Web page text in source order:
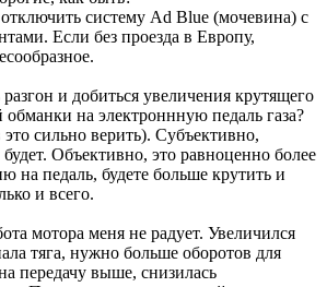
систему Ad Blue (мочевина) с
Если без проезда в Европу,
и добиться увеличения крутящего
обманки на электроннную педаль газа?
это сильно верить). Субъективно,
Объективно, это равноценно более
на педаль, будете больше крутить и
и всего.
мотора меня не радует. Увеличился
тяга, нужно больше оборотов для
передачу выше, снизилась